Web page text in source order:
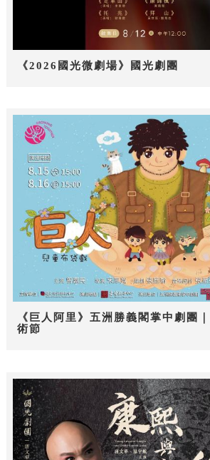
《2026國光微劇場》國光劇團
《巨人阿里》五洲勝義閣掌中劇團
術節